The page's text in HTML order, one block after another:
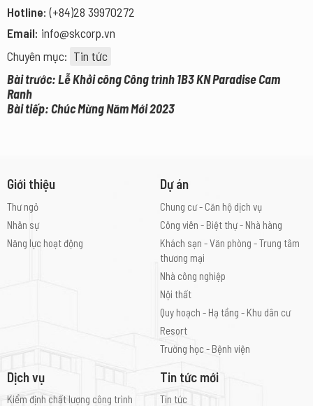
Hotline:(+84)28 39970272
Email: info@skcorp.vn
Chuyên mục: Tin tức
Bài trước: Lễ Khởi công Công trình 1B3 KN Paradise Cam
Ranh
Bài tiếp: Chúc Mừng Năm Mới 2023
Giới thiệu
Thư ngỏ
Nhân sự
Năng lực hoạt động
Dự án
Chung cư - Căn hộ dịch vụ
Công viên - Biệt thự - Nhà hàng
Khách sạn - Văn phòng - Trung tâm
thương mại
Nhà công nghiệp
Nội thất
Quy hoạch - Hạ tầng - Khu dân cư
Resort
Trường học - Bệnh viện
Dịch vụ
Kiểm định chất lượng công trình
Tin tức mới
Tin tức